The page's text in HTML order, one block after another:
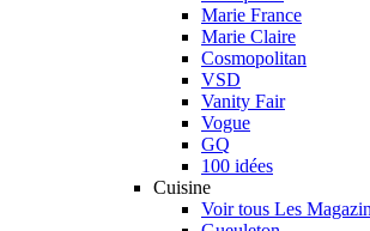
Marie France
Marie Claire
Cosmopolitan
VSD
Vanity Fair
Vogue
GQ
100 idées
Cuisine
Voir tous Les